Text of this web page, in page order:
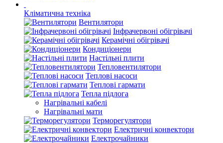
Кліматична техніка
Вентилятори
Інфрачервоні обігрівачі
Керамічні обігрівачі
Кондиціонери
Настільні плити
Тепловентилятори
Теплові насоси
Теплові гармати
Тепла підлога
Нагрівальні кабелі
Нагрівальні мати
Терморегулятори
Електричні конвектори
Електрочайники